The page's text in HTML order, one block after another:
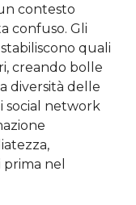
contesto
confuso. Gli
quali
creando bolle
diversità delle
social network
nel